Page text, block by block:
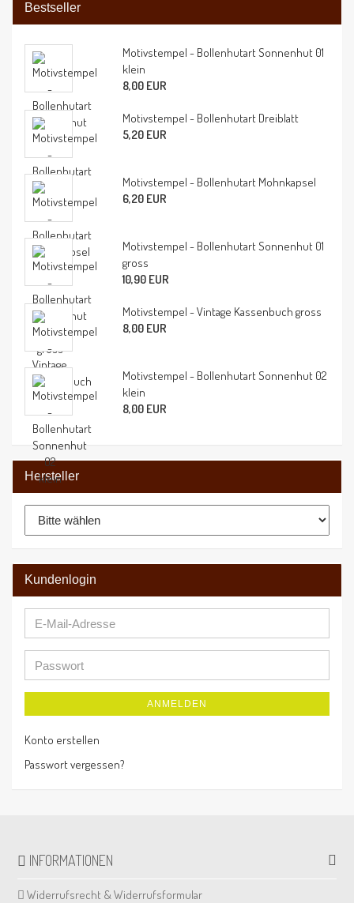
Bestseller
Motivstempel - Bollenhutart Sonnenhut 01
klein
8,00 EUR
Motivstempel - Bollenhutart Dreiblatt
5,20 EUR
Motivstempel - Bollenhutart Mohnkapsel
6,20 EUR
Motivstempel - Bollenhutart Sonnenhut 01
gross
10,90 EUR
Motivstempel - Vintage Kassenbuch gross
8,00 EUR
Motivstempel - Bollenhutart Sonnenhut 02
klein
8,00 EUR
Hersteller
Kundenlogin
ANMELDEN
Konto erstellen
Passwort vergessen?
INFORMATIONEN
Widerrufsrecht & Widerrufsformular